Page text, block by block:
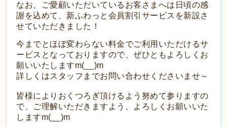
なお、ご愛顧いただいているお客さまへは日頃の感
謝を込めて、 新ふわっと会員割引サービスを新設さ
せていただきました！
今までとほぼ変わらない料金でご利用いただけるサ
ービスとなっておりますので、ぜひともよろしくお
願いいたしますm(__)m
詳しくはスタッフまでお問い合わせくださいませ～
皆様によりおくつろぎ頂けるよう努めて参りますの
で、ご理解いただきますよう、よろしくお願いいた
しますm(__)m